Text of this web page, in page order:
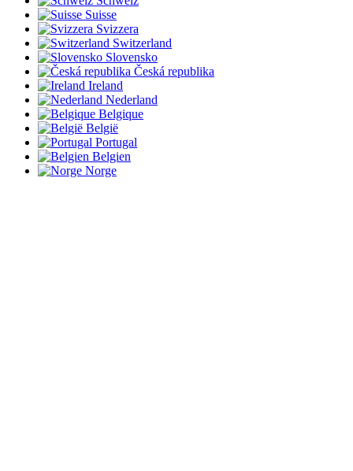
Suisse
Svizzera
Switzerland
Slovensko
Česká republika
Ireland
Nederland
Belgique
België
Portugal
Belgien
Norge